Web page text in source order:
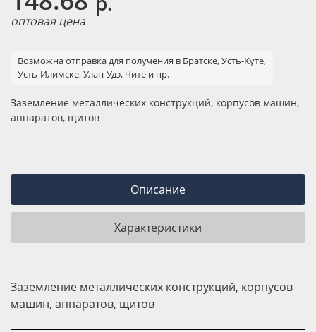
оптовая цена
Возможна отправка для получения в Братске, Усть-Куте,
Усть-Илимске, Улан-Удэ, Чите и пр.
Заземление металлических конструкций, корпусов машин,
аппаратов, щитов
Описание
Характеристики
Заземление металлических конструкций, корпусов
машин, аппаратов, щитов